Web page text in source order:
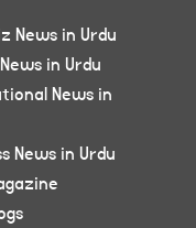
News in Urdu
in Urdu
News in
News in Urdu